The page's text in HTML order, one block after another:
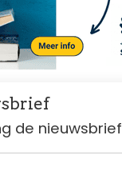
de nieuwsbrief